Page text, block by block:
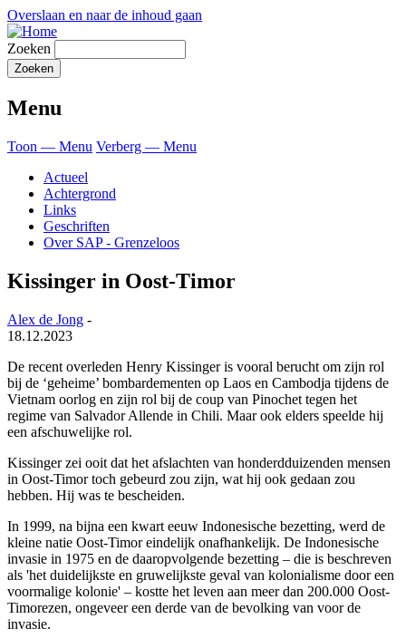
Overslaan en naar de inhoud gaan
Zoeken
Menu
Toon — Menu Verberg — Menu
Actueel
Achtergrond
Links
Geschriften
Over SAP - Grenzeloos
Kissinger in Oost-Timor
Alex de Jong -
18.12.2023
De recent overleden Henry Kissinger is vooral berucht om zijn rol
bij de ‘geheime’ bombardementen op Laos en Cambodja tijdens de
Vietnam oorlog en zijn rol bij de coup van Pinochet tegen het
regime van Salvador Allende in Chili. Maar ook elders speelde hij
een afschuwelijke rol.
Kissinger zei ooit dat het afslachten van honderdduizenden mensen
in Oost-Timor toch gebeurd zou zijn, wat hij ook gedaan zou
hebben. Hij was te bescheiden.
In 1999, na bijna een kwart eeuw Indonesische bezetting, werd de
kleine natie Oost-Timor eindelijk onafhankelijk. De Indonesische
invasie in 1975 en de daaropvolgende bezetting ‒ die is beschreven
als 'het duidelijkste en gruwelijkste geval van kolonialisme door een
voormalige kolonie' ‒ kostte het leven aan meer dan 200.000 Oost-
Timorezen, ongeveer een derde van de bevolking van voor de
invasie.